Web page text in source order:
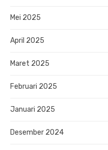
Mei 2025
April 2025
Maret 2025
Februari 2025
Januari 2025
Desember 2024